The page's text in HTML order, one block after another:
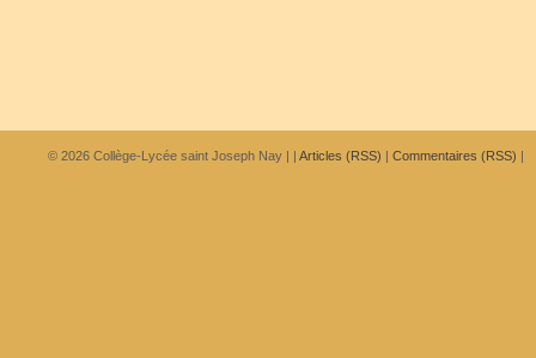
© 2026 Collège-Lycée saint Joseph Nay | | Articles (RSS) | Commentaires (RSS) |